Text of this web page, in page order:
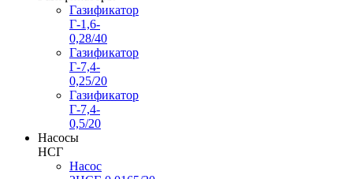
Газификатор
Г-1,6-
0,28/40
Газификатор
Г-7,4-
0,25/20
Газификатор
Г-7,4-
0,5/20
Насосы
НСГ
Насос